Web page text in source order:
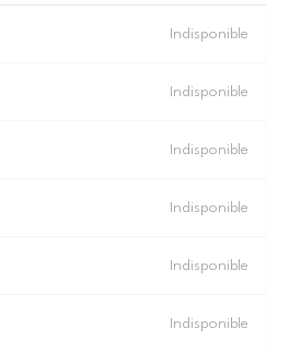
Indisponible
Indisponible
Indisponible
Indisponible
Indisponible
Indisponible